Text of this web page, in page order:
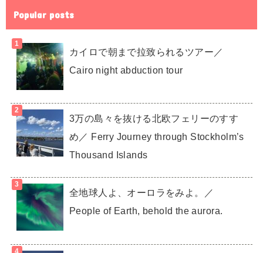
Popular posts
カイロで朝まで拉致られるツアー／
Cairo night abduction tour
3万の島々を抜ける北欧フェリーのすす
め／ Ferry Journey through Stockholm’s
Thousand Islands
全地球人よ、オーロラをみよ。／
People of Earth, behold the aurora.